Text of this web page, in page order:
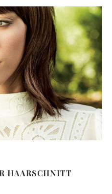
HAARSCHNITT